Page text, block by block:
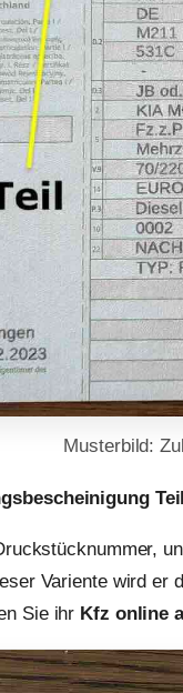
Musterbild:
Variente wird er
Sie ihr Kfz online